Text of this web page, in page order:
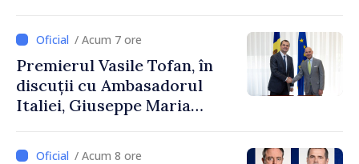
Uygar Mustafa Sertel
/ Acum 7 ore
Premierul Vasile Tofan, în
discuții cu Ambasadorul
Italiei, Giuseppe Maria
/ Acum 8 ore